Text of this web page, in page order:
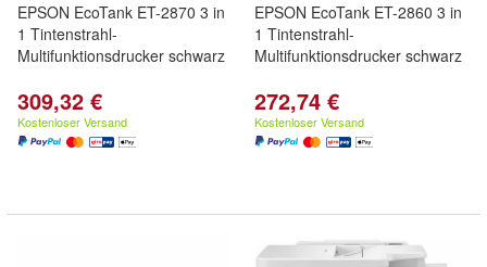
EPSON EcoTank ET-2870 3 in
1 Tintenstrahl-
Multifunktionsdrucker schwarz
309,32 €
Kostenloser Versand
EPSON EcoTank ET-2860 3 in
1 Tintenstrahl-
Multifunktionsdrucker schwarz
272,74 €
Kostenloser Versand